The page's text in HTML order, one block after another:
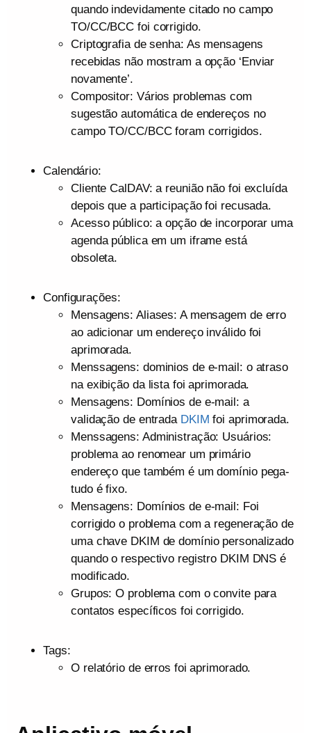
quando indevidamente citado no campo
TO/CC/BCC foi corrigido.
Criptografia de senha: As mensagens
recebidas não mostram a opção ‘Enviar
novamente’.
Compositor: Vários problemas com
sugestão automática de endereços no
campo TO/CC/BCC foram corrigidos.
Calendário:
Cliente CalDAV: a reunião não foi excluída
depois que a participação foi recusada.
Acesso público: a opção de incorporar uma
agenda pública em um iframe está
obsoleta.
Configurações:
Mensagens: Aliases: A mensagem de erro
ao adicionar um endereço inválido foi
aprimorada.
Menssagens: dominios de e-mail: o atraso
na exibição da lista foi aprimorada.
Mensagens: Domínios de e-mail: a
validação de entrada DKIM foi aprimorada.
Menssagens: Administração: Usuários:
problema ao renomear um primário
endereço que também é um domínio pega-
tudo é fixo.
Mensagens: Domínios de e-mail: Foi
corrigido o problema com a regeneração de
uma chave DKIM de domínio personalizado
quando o respectivo registro DKIM DNS é
modificado.
Grupos: O problema com o convite para
contatos específicos foi corrigido.
Tags:
O relatório de erros foi aprimorado.